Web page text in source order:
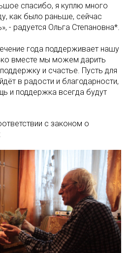
спасибо, я куплю много
как было раньше, сейчас
- радуется Ольга Степановна*.
года поддерживает нашу
вместе мы можем дарить
и счастье. Пусть для
в радости и благодарности,
и поддержка всегда будут
с законом о